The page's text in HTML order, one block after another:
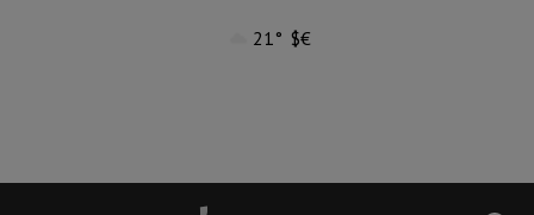
21° $€